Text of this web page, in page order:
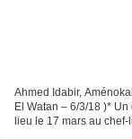
Ahmed Idabir,
El Watan – 6/3/18 )*
lieu le 17 mars au chef-